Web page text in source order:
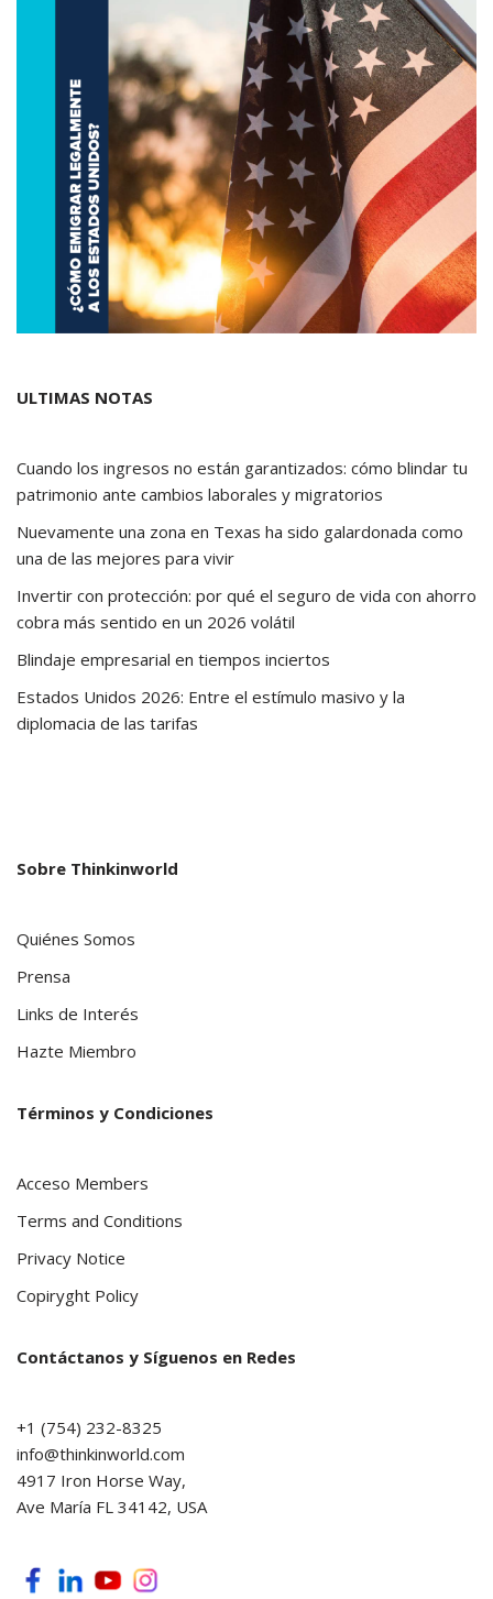
ULTIMAS NOTAS
Cuando los ingresos no están garantizados: cómo blindar tu
patrimonio ante cambios laborales y migratorios
Nuevamente una zona en Texas ha sido galardonada como
una de las mejores para vivir
Invertir con protección: por qué el seguro de vida con ahorro
cobra más sentido en un 2026 volátil
Blindaje empresarial en tiempos inciertos
Estados Unidos 2026: Entre el estímulo masivo y la
diplomacia de las tarifas
Sobre Thinkinworld
Quiénes Somos
Prensa
Links de Interés
Hazte Miembro
Términos y Condiciones
Acceso Members
Terms and Conditions
Privacy Notice
Copiryght Policy
Contáctanos y Síguenos en Redes
+1 (754) 232-8325
info@thinkinworld.com
4917 Iron Horse Way,
Ave María FL 34142, USA